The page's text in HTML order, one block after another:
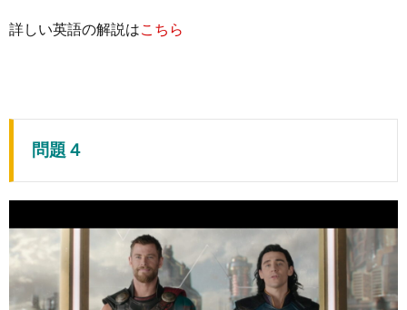
詳しい英語の解説はこちら
問題４